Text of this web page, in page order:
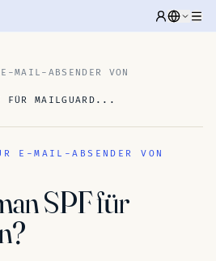
MAIL-ABSENDER VON
FÜR MAILGUARD...
E-MAIL-ABSENDER VON
SPF für